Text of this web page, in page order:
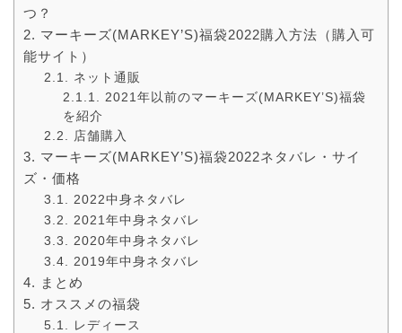
つ？
マーキーズ(MARKEY’S)福袋2022購入方法（購入可
能サイト）
ネット通販
2021年以前のマーキーズ(MARKEY’S)福袋
を紹介
店舗購入
マーキーズ(MARKEY’S)福袋2022ネタバレ・サイ
ズ・価格
2022中身ネタバレ
2021年中身ネタバレ
2020年中身ネタバレ
2019年中身ネタバレ
まとめ
オススメの福袋
レディース